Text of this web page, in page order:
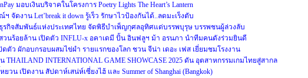
มอบเงินบริจาคในโครงการ Poetry Lights The Heart’s Lantern
จัดงาน Let’break it down รู้เร็ว รักษาไวป้องกันได้..ลดมะเร็งตับ
กิจสัมพันธ์แห่งประเทศไทย จัดพิธีบำเพ็ญกุศลอุทิศแด่บรรพบุรุษ บรรพชนผู้ล่วงลับ
วนร้อยล้าน เปิดตัว INFLU-x อคาเดมี ปั้น อินฟลูฯ ม้า อรนภา นำทีมคนดังร่วมยินดี
ดตัว ผักอบกรอบผสมไข่ผำ รายแรกของโลก ชวน จีน่า เดอะ เฟส เยี่ยมชมโรงงาน
THAILAND INTERNATIONAL GAME SHOWCASE 2025 ดัน อุตสาหกรรมเกมไทยสู่สากล
ยวน เปิดงาน สัปดาห์เสน่ห์เซี่ยงไฮ้ และ Summer of Shanghai (Bangkok)